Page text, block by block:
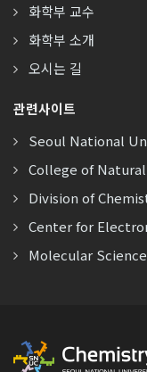
화학부 교수
화학부 소개
오시는 길
관련사이트
Seoul National
College of
Division of
Center for
Molecular